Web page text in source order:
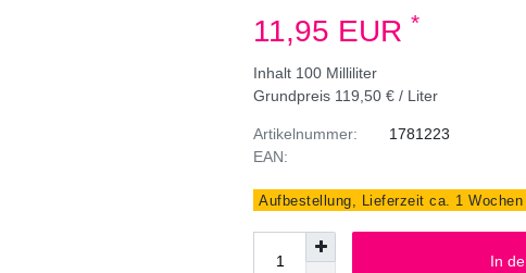
11,95 EUR *
Inhalt 100 Milliliter
Grundpreis 119,50 € / Liter
Artikelnummer:
EAN:
1781223
Aufbestellung, Lieferzeit ca. 1 Wochen
In